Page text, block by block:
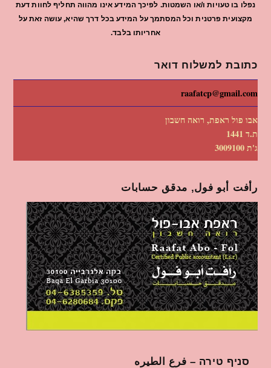
נפלו בו טעויות ו/או השמטות. לפיכך המידע אינו מהווה תחליף לחוות דעת
מקצועית פרטנית וכל המסתמך על המידע בכל דרך שהיא, עושה זאת על
אחריותו בלבד.
כתובת למשלוח דואר
raafatcp@gmail.com
אבו פול ראפת, רואה חשבון
ת.ד 1441
ג'ת 3009100
رأفت أبو فول, مدقق حسابات
סניף טירה – فرع الطيره